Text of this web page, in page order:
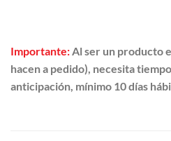
Importante:Al ser un producto
hacen a pedido), necesita
anticipación, mínimo 10 días